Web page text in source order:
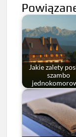
Jakie zalety
szambo